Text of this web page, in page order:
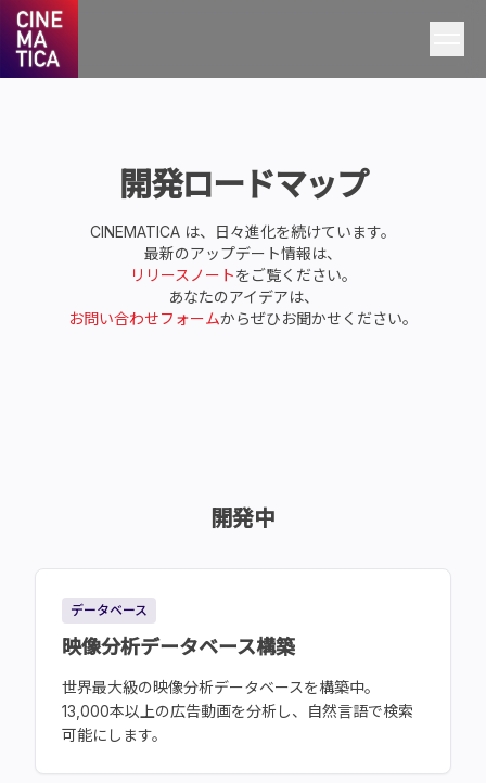
開発ロードマップ
CINEMATICA は、日々進化を続けています。
最新のアップデート情報は、
リリースノートをご覧ください。
あなたのアイデアは、
お問い合わせフォームからぜひお聞かせください。
開発中
データベース
映像分析データベース構築
世界最大級の映像分析データベースを構築中。
13,000本以上の広告動画を分析し、自然言語で検索
可能にします。